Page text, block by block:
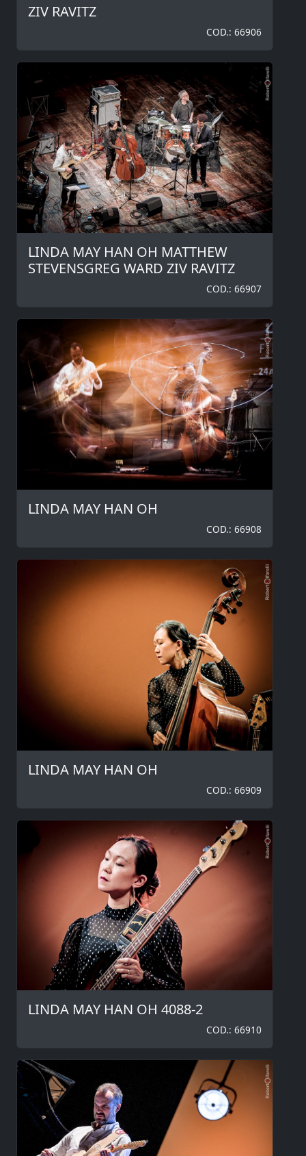
ZIV RAVITZ
COD.: 66906
LINDA MAY HAN OH MATTHEW
STEVENSGREG WARD ZIV RAVITZ
COD.: 66907
LINDA MAY HAN OH
COD.: 66908
LINDA MAY HAN OH
COD.: 66909
LINDA MAY HAN OH 4088-2
COD.: 66910